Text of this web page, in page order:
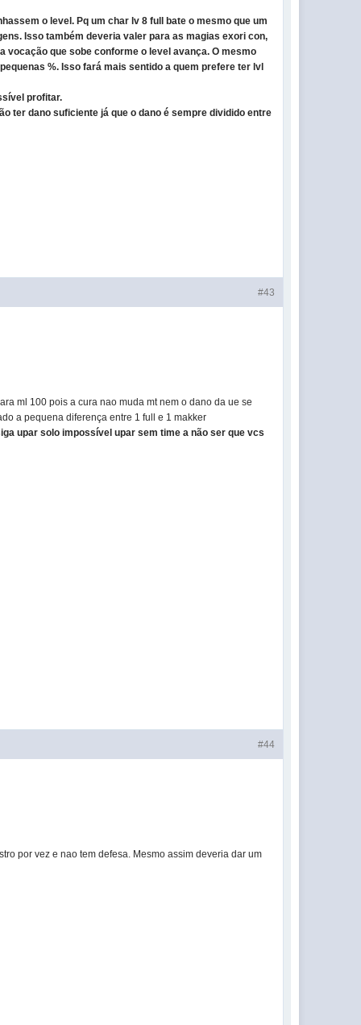
o level. Pq um char lv 8 full bate o mesmo que um
Isso também deveria valer para as magias exori con,
vocação que sobe conforme o level avança. O mesmo
%. Isso fará mais sentido a quem prefere ter lvl
profitar.
ter dano suficiente já que o dano é sempre dividido entre
#43
ml 100 pois a cura nao muda mt nem o dano da ue se
a pequena diferença entre 1 full e 1 makker
upar soloimpossível upar sem time anão ser que vcs
#44
por vez e nao tem defesa. Mesmo assim deveria dar um